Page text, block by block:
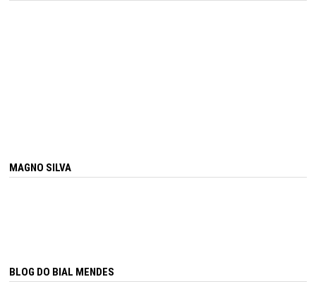
MAGNO SILVA
BLOG DO BIAL MENDES